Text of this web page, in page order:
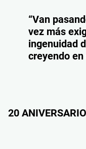
“Van
vez más
ingenuidad
creyendo
20 ANIVERSARIO